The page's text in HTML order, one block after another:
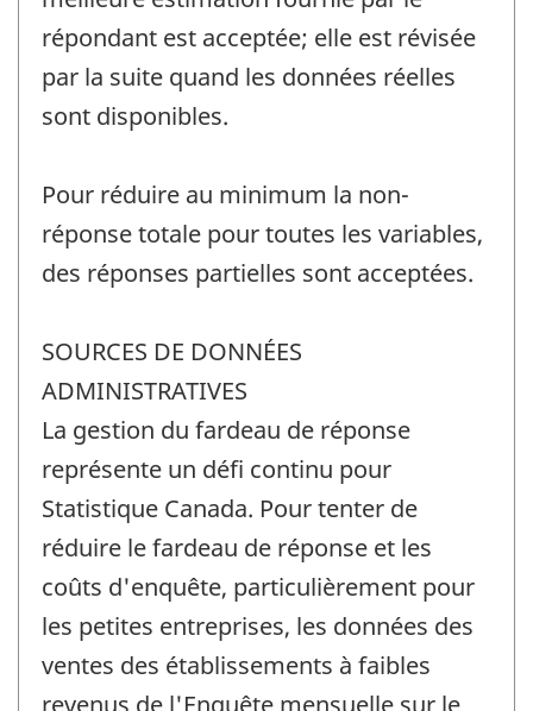
répondant est acceptée; elle est révisée
par la suite quand les données réelles
sont disponibles.
Pour réduire au minimum la non-
réponse totale pour toutes les variables,
des réponses partielles sont acceptées.
SOURCES DE DONNÉES
ADMINISTRATIVES
La gestion du fardeau de réponse
représente un défi continu pour
Statistique Canada. Pour tenter de
réduire le fardeau de réponse et les
coûts d'enquête, particulièrement pour
les petites entreprises, les données des
ventes des établissements à faibles
revenus de l'Enquête mensuelle sur le